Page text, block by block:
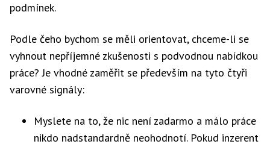
podmínek.
Podle čeho bychom se měli orientovat, chceme-li se
vyhnout nepříjemné zkušenosti s podvodnou nabídkou
práce? Je vhodné zaměřit se především na tyto čtyři
varovné signály:
Myslete na to, že nic není zadarmo a málo práce
nikdo nadstandardně neohodnotí. Pokud inzerent